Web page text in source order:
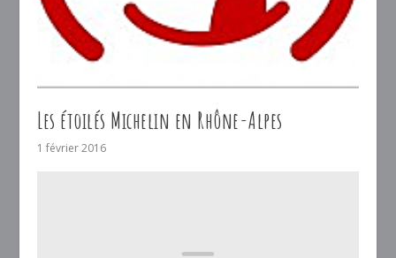
Les étoilés Michelin en Rhône-Alpes
1 février 2016